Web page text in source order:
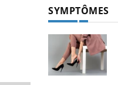
SYMPTÔMES